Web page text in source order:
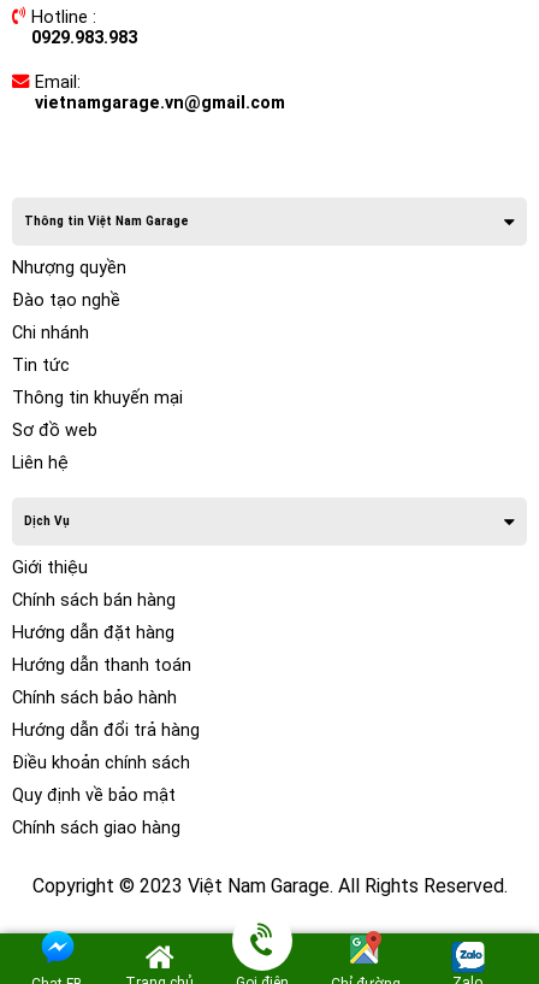
Hotline :
0929.983.983
Email:
vietnamgarage.vn@gmail.com
Thông tin Việt Nam Garage
Nhượng quyền
Đào tạo nghề
Chi nhánh
Tin tức
Thông tin khuyến mại
Sơ đồ web
Liên hệ
Dịch Vụ
Giới thiệu
Chính sách bán hàng
Hướng dẫn đặt hàng
Hướng dẫn thanh toán
Chính sách bảo hành
Hướng dẫn đổi trả hàng
Điều khoản chính sách
Quy định về bảo mật
Chính sách giao hàng
Copyright © 2023 Việt Nam Garage. All Rights Reserved.